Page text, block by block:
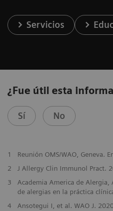
Servicios
¿Fue útil esta
Sí No
1
Reunión OMS/WAO, Geneva.
2
J Allergy Clin Immunol Pract.
3
Academia America de
de alergias en la práctica
4
Ansotegui I, et al. WAO J.